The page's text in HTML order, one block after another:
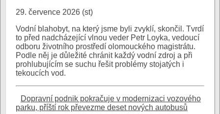
29. července 2026 (st)
Vodní blahobyt, na který jsme byli zvyklí, skončil. Tvrdí
to před nadcházející vlnou veder Petr Loyka, vedoucí
odboru životního prostředí olomouckého magistrátu.
Podle něj je důležité chránit každý vodní zdroj a při
prohlubujícím se suchu řešit problémy stojatých i
tekoucích vod.
Dopravní podnik pokračuje v modernizaci vozového
parku, příští rok převezme deset nových autobusů